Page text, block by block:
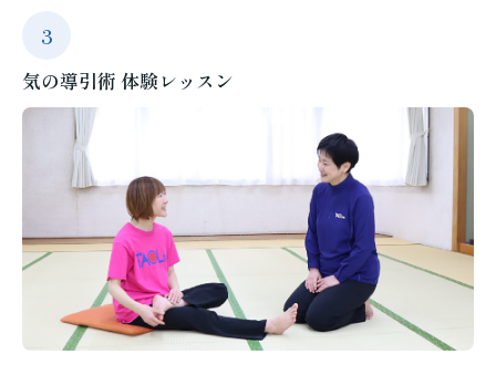
3
気の導引術 体験レッスン